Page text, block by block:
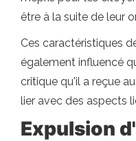
être à la suite de leur
Ces caractéristiques
également influencé
critique qu'il a reçue
lier avec des aspects
Expulsion